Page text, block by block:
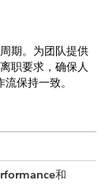
期。为团队提供
职要求，确保人
保持一致。
和